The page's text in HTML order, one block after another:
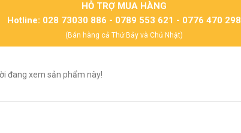
HỖ TRỢ MUA HÀNG
Hotline: 028 73030 886 - 0789 553 621 - 0776 470 298
(Bán hàng cả Thứ Bảy và Chủ Nhật)
đang xem sản phẩm này!